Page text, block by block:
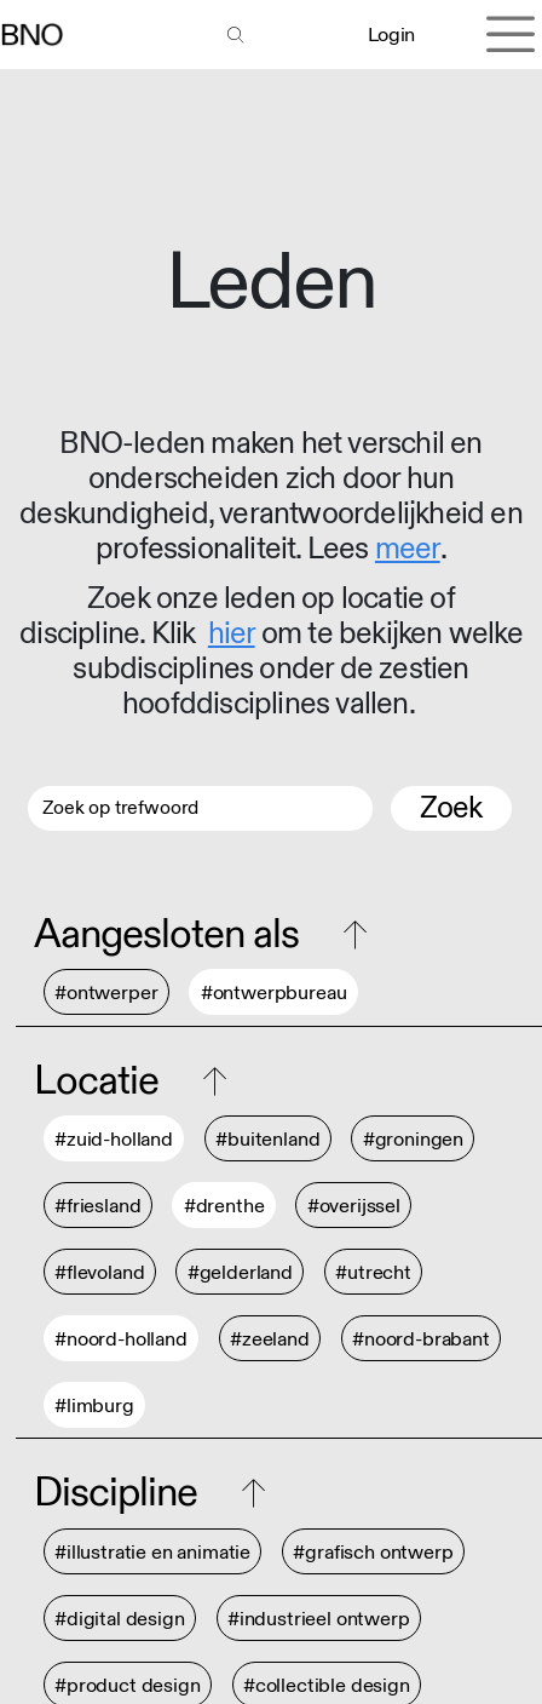
Login
Leden
BNO-leden maken het verschil en
onderscheiden zich door hun
deskundigheid, verantwoordelijkheid en
professionaliteit. Lees meer.
Zoek onze leden op locatie of
discipline. Klik hierom te bekijken welke
subdisciplines onder de zestien
hoofddisciplines vallen.
Zoek
Aangesloten als
#ontwerper #ontwerpbureau
Locatie
#zuid-holland #buitenland #groningen
#friesland #drenthe #overijssel
#flevoland #gelderland #utrecht
#noord-holland #zeeland #noord-brabant
#limburg
Discipline
#illustratie en animatie #grafisch ontwerp
#digital design #industrieel ontwerp
#product design #collectible design